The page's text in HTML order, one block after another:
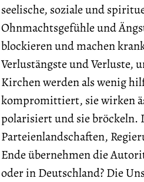
seelische, soziale und
Ohnmachtsgefühle und
blockieren und machen
Verlustängste und Verluste,
Kirchen werden als wenig
kompromittiert, sie wirken
polarisiert und sie
Parteienlandschaften,
Ende übernehmen die
oder in Deutschland? Die